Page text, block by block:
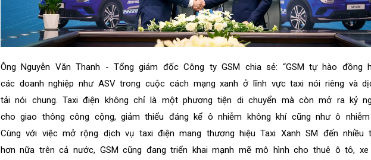
Ông Nguyễn Văn Thanh - Tổng giám đốc Công ty GSM chia sẻ: “GSM tự hào đồng
các doanh nghiệp như ASV trong cuộc cách mạng xanh ở lĩnh vực taxi nói riêng và
tải nói chung. Taxi điện không chỉ là một phương tiện di chuyển mà còn mở ra kỷ
cho giao thông công cộng, giảm thiểu đáng kể ô nhiễm không khí cũng như ô
Cùng với việc mở rộng dịch vụ taxi điện mang thương hiệu Taxi Xanh SM đến nhiều
hơn nữa trên cả nước, GSM cũng đang triển khai mạnh mẽ mô hình cho thuê ô tô, xe